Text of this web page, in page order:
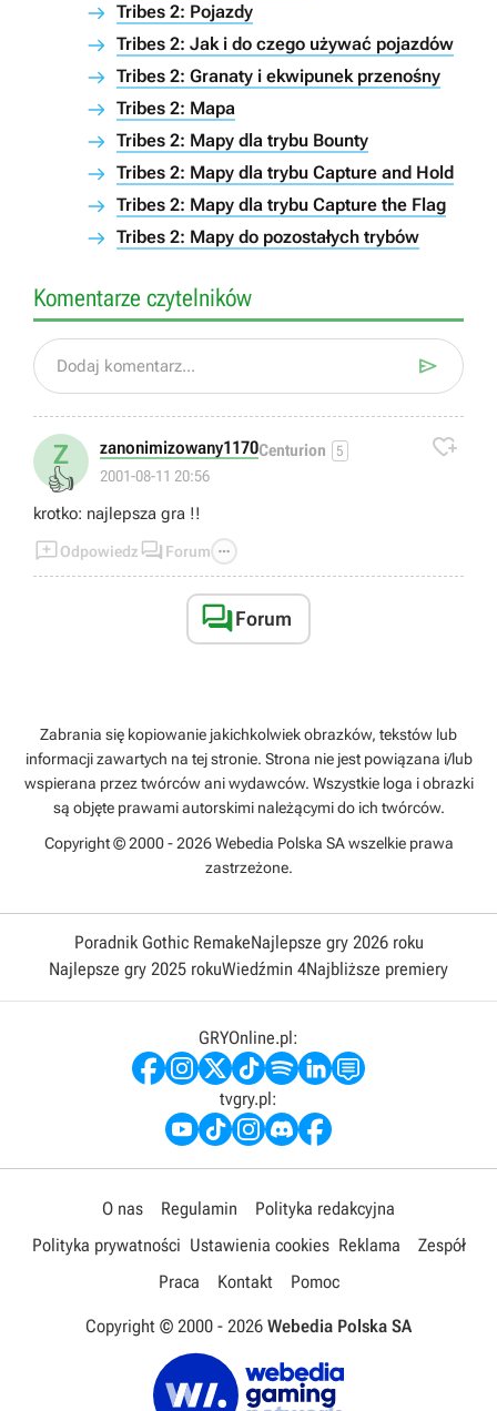
Tribes 2: Pojazdy
Tribes 2: Jak i do czego używać pojazdów
Tribes 2: Granaty i ekwipunek przenośny
Tribes 2: Mapa
Tribes 2: Mapy dla trybu Bounty
Tribes 2: Mapy dla trybu Capture and Hold
Tribes 2: Mapy dla trybu Capture the Flag
Tribes 2: Mapy do pozostałych trybów
Komentarze czytelników
Dodaj komentarz... 
Z
👍
zanonimizowany1170Centurion 5
2001-08-11 20:56

krotko: najlepsza gra !!
Odpowiedz  Forum 
Forum
Zabrania się kopiowanie jakichkolwiek obrazków, tekstów lub
informacji zawartych na tej stronie. Strona nie jest powiązana i/lub
wspierana przez twórców ani wydawców. Wszystkie loga i obrazki
są objęte prawami autorskimi należącymi do ich twórców.
Copyright © 2000 - 2026 Webedia Polska SA wszelkie prawa
zastrzeżone.
Poradnik Gothic RemakeNajlepsze gry 2026 roku
Najlepsze gry 2025 rokuWiedźmin 4Najbliższe premiery
GRYOnline.pl:
tvgry.pl:
O nas Regulamin
Polityka redakcyjna
Polityka prywatności Ustawienia cookies Reklama
Zespół
Praca
Kontakt Pomoc
Copyright © 2000 - 2026 Webedia Polska SA